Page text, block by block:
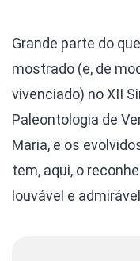
Grande parte do
mostrado (e, de
vivenciado) no XII
Paleontologia de
Maria, e os
tem, aqui, o
louvável e